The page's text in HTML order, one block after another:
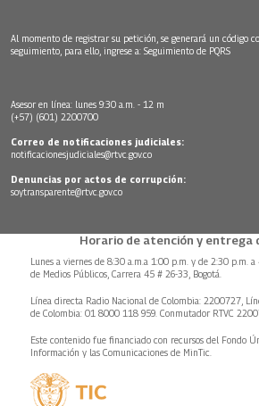
Al momento de registrar su petición, se generará un código
seguimiento, para ello, ingrese a: Seguimiento de PQRS
Asesor en línea: lunes 9:30 a.m. - 12 m
(+57) (601) 2200700
Correo de notificaciones judiciales:
notificacionesjudiciales@rtvc.gov.co
Denuncias por actos de corrupción:
soytransparente@rtvc.gov.co
Horario de atención y entrega
Lunes a viernes de 8:30 a.m.a 1:00 p.m. y de 2:30 p.m. a
de Medios Públicos, Carrera 45 # 26-33, Bogotá.
Línea directa Radio Nacional de Colombia: 2200727,
de Colombia: 01 8000 118 959. Conmutador RTVC
Este contenido fue financiado con recursos del Fondo
Información y las Comunicaciones de MinTic.